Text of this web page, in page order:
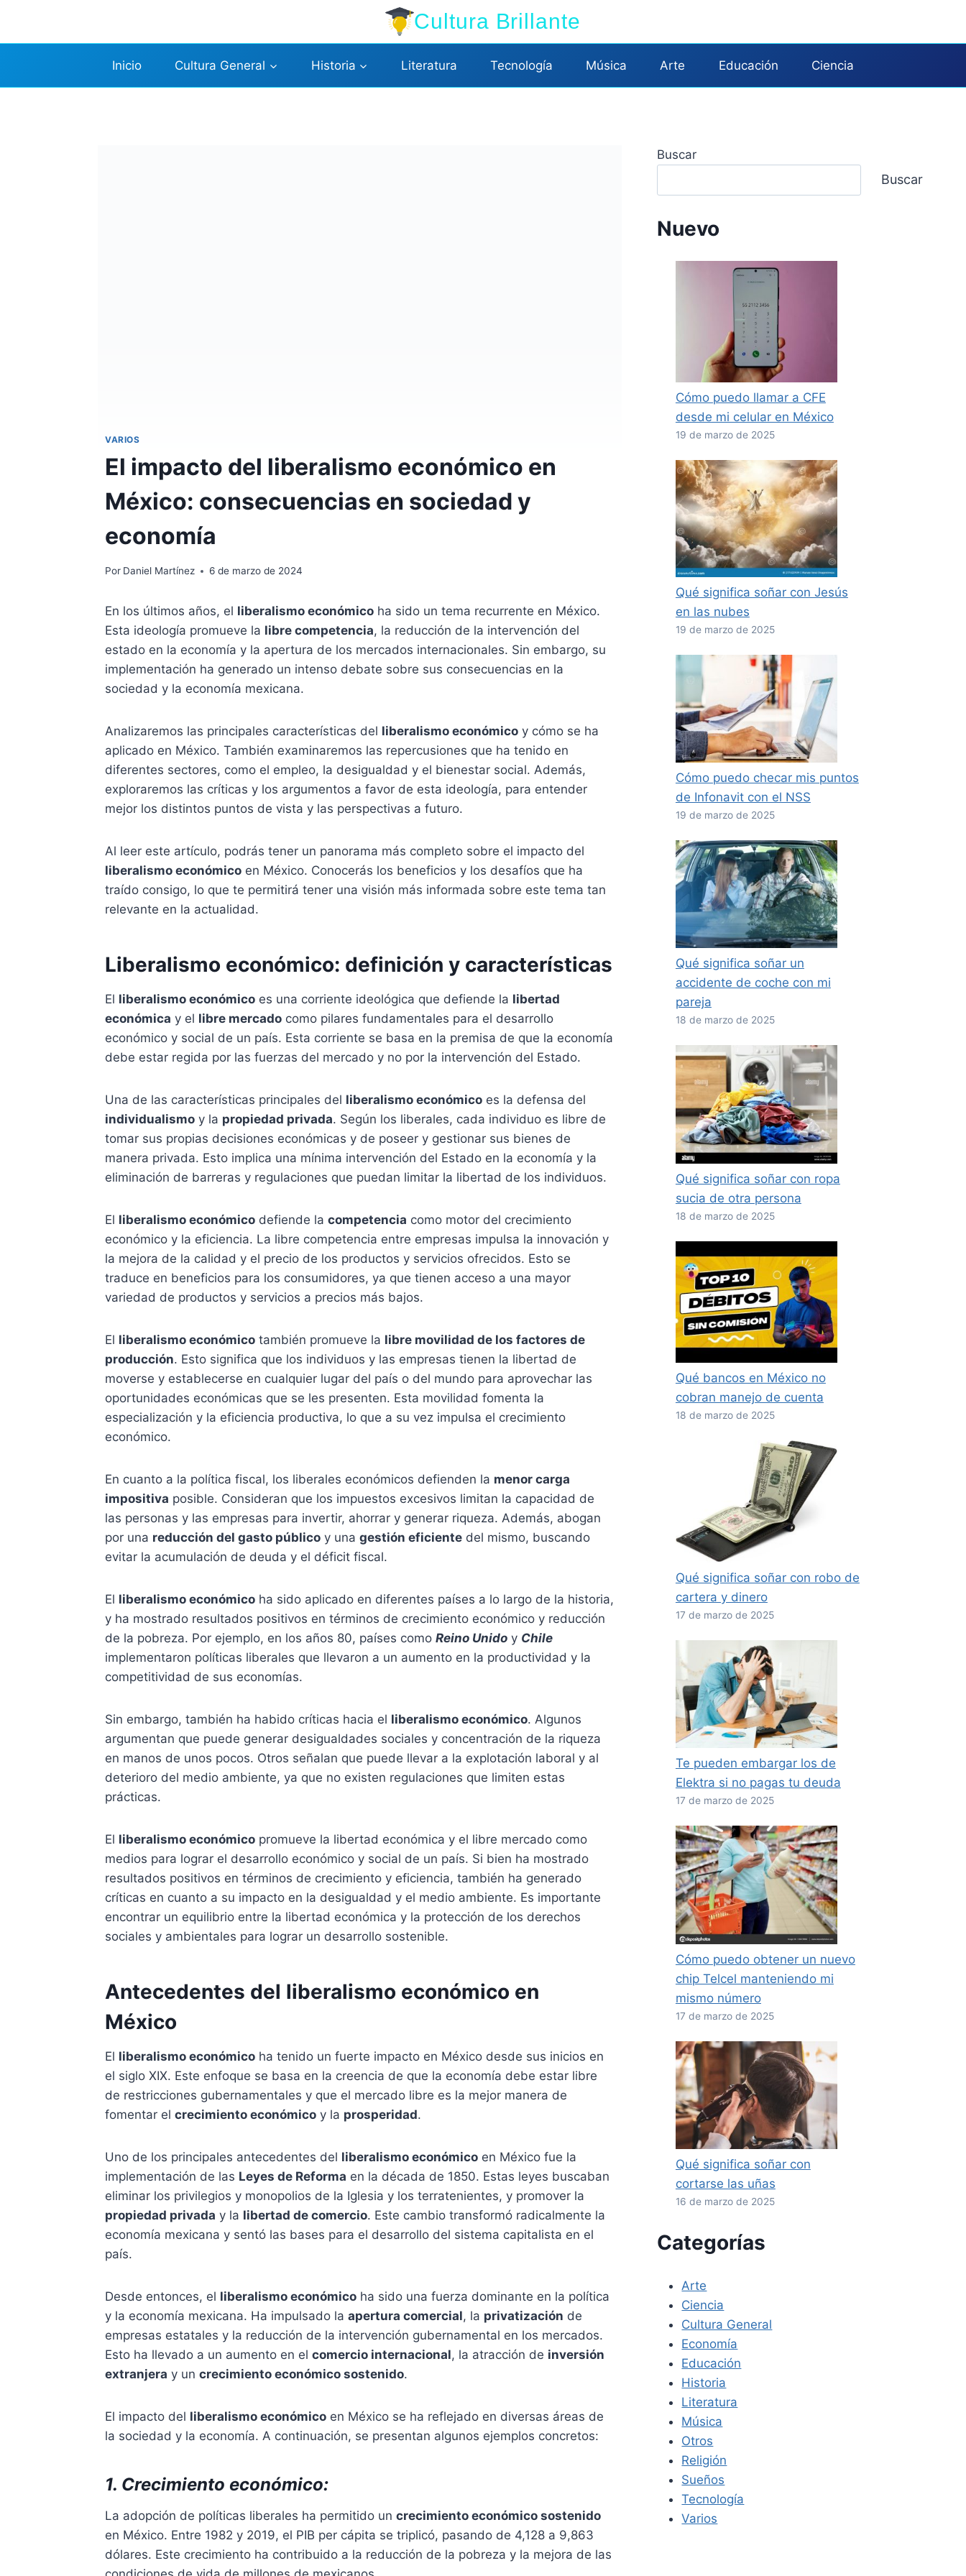
contenido
Cultura Brillante
Inicio Cultura General Historia Literatura Tecnología Música Arte Educación Ciencia
VARIOS
El impacto del liberalismo económico en
México: consecuencias en sociedad y
economía
Por Daniel Martínez 6 de marzo de 2024
En los últimos años, el liberalismo económico ha sido un tema recurrente en México.
Esta ideología promueve la libre competencia, la reducción de la intervención del
estado en la economía y la apertura de los mercados internacionales. Sin embargo, su
implementación ha generado un intenso debate sobre sus consecuencias en la
sociedad y la economía mexicana.
Analizaremos las principales características del liberalismo económico y cómo se ha
aplicado en México. También examinaremos las repercusiones que ha tenido en
diferentes sectores, como el empleo, la desigualdad y el bienestar social. Además,
exploraremos las críticas y los argumentos a favor de esta ideología, para entender
mejor los distintos puntos de vista y las perspectivas a futuro.
Al leer este artículo, podrás tener un panorama más completo sobre el impacto del
liberalismo económico en México. Conocerás los beneficios y los desafíos que ha
traído consigo, lo que te permitirá tener una visión más informada sobre este tema tan
relevante en la actualidad.
Liberalismo económico: definición y características
El liberalismo económico es una corriente ideológica que defiende la libertad
económica y el libre mercado como pilares fundamentales para el desarrollo
económico y social de un país. Esta corriente se basa en la premisa de que la economía
debe estar regida por las fuerzas del mercado y no por la intervención del Estado.
Una de las características principales del liberalismo económico es la defensa del
individualismo y la propiedad privada. Según los liberales, cada individuo es libre de
tomar sus propias decisiones económicas y de poseer y gestionar sus bienes de
manera privada. Esto implica una mínima intervención del Estado en la economía y la
eliminación de barreras y regulaciones que puedan limitar la libertad de los individuos.
El liberalismo económico defiende la competencia como motor del crecimiento
económico y la eficiencia. La libre competencia entre empresas impulsa la innovación y
la mejora de la calidad y el precio de los productos y servicios ofrecidos. Esto se
traduce en beneficios para los consumidores, ya que tienen acceso a una mayor
variedad de productos y servicios a precios más bajos.
El liberalismo económico también promueve la libre movilidad de los factores de
producción. Esto significa que los individuos y las empresas tienen la libertad de
moverse y establecerse en cualquier lugar del país o del mundo para aprovechar las
oportunidades económicas que se les presenten. Esta movilidad fomenta la
especialización y la eficiencia productiva, lo que a su vez impulsa el crecimiento
económico.
En cuanto a la política fiscal, los liberales económicos defienden la menor carga
impositiva posible. Consideran que los impuestos excesivos limitan la capacidad de
las personas y las empresas para invertir, ahorrar y generar riqueza. Además, abogan
por una reducción del gasto público y una gestión eficiente del mismo, buscando
evitar la acumulación de deuda y el déficit fiscal.
El liberalismo económico ha sido aplicado en diferentes países a lo largo de la historia,
y ha mostrado resultados positivos en términos de crecimiento económico y reducción
de la pobreza. Por ejemplo, en los años 80, países como Reino Unido y Chile
implementaron políticas liberales que llevaron a un aumento en la productividad y la
competitividad de sus economías.
Sin embargo, también ha habido críticas hacia el liberalismo económico. Algunos
argumentan que puede generar desigualdades sociales y concentración de la riqueza
en manos de unos pocos. Otros señalan que puede llevar a la explotación laboral y al
deterioro del medio ambiente, ya que no existen regulaciones que limiten estas
prácticas.
El liberalismo económico promueve la libertad económica y el libre mercado como
medios para lograr el desarrollo económico y social de un país. Si bien ha mostrado
resultados positivos en términos de crecimiento y eficiencia, también ha generado
críticas en cuanto a su impacto en la desigualdad y el medio ambiente. Es importante
encontrar un equilibrio entre la libertad económica y la protección de los derechos
sociales y ambientales para lograr un desarrollo sostenible.
Antecedentes del liberalismo económico en
México
El liberalismo económico ha tenido un fuerte impacto en México desde sus inicios en
el siglo XIX. Este enfoque se basa en la creencia de que la economía debe estar libre
de restricciones gubernamentales y que el mercado libre es la mejor manera de
fomentar el crecimiento económico y la prosperidad.
Uno de los principales antecedentes del liberalismo económico en México fue la
implementación de las Leyes de Reforma en la década de 1850. Estas leyes buscaban
eliminar los privilegios y monopolios de la Iglesia y los terratenientes, y promover la
propiedad privada y la libertad de comercio. Este cambio transformó radicalmente la
economía mexicana y sentó las bases para el desarrollo del sistema capitalista en el
país.
Desde entonces, el liberalismo económico ha sido una fuerza dominante en la política
y la economía mexicana. Ha impulsado la apertura comercial, la privatización de
empresas estatales y la reducción de la intervención gubernamental en los mercados.
Esto ha llevado a un aumento en el comercio internacional, la atracción de inversión
extranjera y un crecimiento económico sostenido.
El impacto del liberalismo económico en México se ha reflejado en diversas áreas de
la sociedad y la economía. A continuación, se presentan algunos ejemplos concretos:
1. Crecimiento económico:
La adopción de políticas liberales ha permitido un crecimiento económico sostenido
en México. Entre 1982 y 2019, el PIB per cápita se triplicó, pasando de 4,128 a 9,863
dólares. Este crecimiento ha contribuido a la reducción de la pobreza y la mejora de las
Buscar
Buscar
Nuevo
Cómo puedo llamar a CFE
desde mi celular en México
19 de marzo de 2025
Qué significa soñar con Jesús
en las nubes
19 de marzo de 2025
Cómo puedo checar mis puntos
de Infonavit con el NSS
19 de marzo de 2025
Qué significa soñar un
accidente de coche con mi
pareja
18 de marzo de 2025
Qué significa soñar con ropa
sucia de otra persona
18 de marzo de 2025
Qué bancos en México no
cobran manejo de cuenta
18 de marzo de 2025
Qué significa soñar con robo de
cartera y dinero
17 de marzo de 2025
Te pueden embargar los de
Elektra si no pagas tu deuda
17 de marzo de 2025
Cómo puedo obtener un nuevo
chip Telcel manteniendo mi
mismo número
17 de marzo de 2025
Qué significa soñar con
cortarse las uñas
16 de marzo de 2025
Categorías
Arte
Ciencia
Cultura General
Economía
Educación
Historia
Literatura
Música
Otros
Religión
Sueños
Tecnología
Varios